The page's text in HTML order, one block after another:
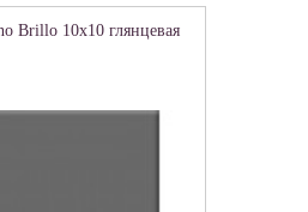
Brillo 10x10 глянцевая